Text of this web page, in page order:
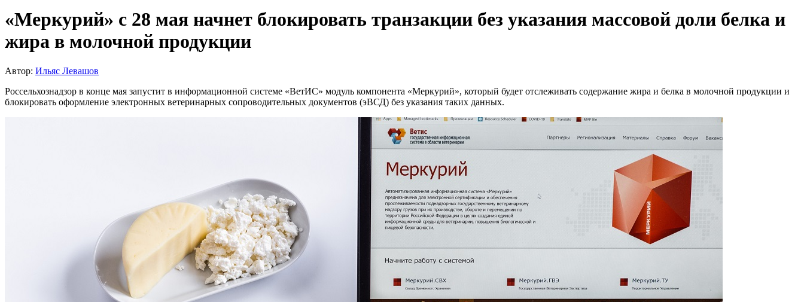
«Меркурий» с 28 мая начнет блокировать транзакции без указания массовой доли белка и
жира в молочной продукции
Автор: Ильяс Левашов
Россельхознадзор в конце мая запустит в информационной системе «ВетИС» модуль компонента «Меркурий», который будет отслеживать содержание жира и белка в молочной продукции и
блокировать оформление электронных ветеринарных сопроводительных документов (эВСД) без указания таких данных.